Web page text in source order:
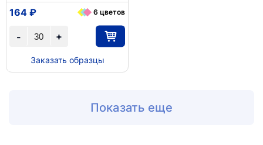
+
-
164 ₽ 6 цветов
Заказать образцы
Показать еще